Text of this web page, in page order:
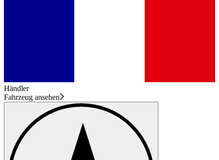
Händler
Fahrzeug ansehen